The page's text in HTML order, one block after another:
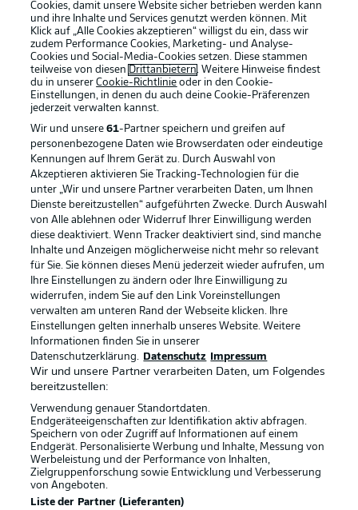
Rechtliche Hinweise Voreinstellungen verwalten
Datenschutz Nutzungsbedingungen
Broadcaster Kontakt
Jobs Impressum
Partner Spieler
Liveticker
© 2026 Bundesliga-Gruppe GmbH
Cookies, damit unsere Website sicher betrieben werden kann
und ihre Inhalte und Services genutzt werden können. Mit
Klick auf „Alle Cookies akzeptieren“ willigst du ein, dass wir
zudem Performance Cookies, Marketing- und Analyse-
Cookies und Social-Media-Cookies setzen. Diese stammen
teilweise von diesen Drittanbietern. Weitere Hinweise findest
du in unsererCookie-Richtlinie oder in den Cookie-
Einstellungen, in denen du auch deine Cookie-Präferenzen
jederzeit verwalten kannst.
Wir und unsere61-Partner speichern und greifen auf
personenbezogene Daten wie Browserdaten oder eindeutige
Kennungen auf Ihrem Gerät zu. Durch Auswahl von
Akzeptieren aktivieren Sie Tracking-Technologien für die
unter „Wir und unsere Partner verarbeiten Daten, um Ihnen
Dienste bereitzustellen“ aufgeführten Zwecke. Durch Auswahl
von Alle ablehnen oder Widerruf Ihrer Einwilligung werden
diese deaktiviert. Wenn Tracker deaktiviert sind, sind manche
Inhalte und Anzeigen möglicherweise nicht mehr so relevant
für Sie. Sie können dieses Menü jederzeit wieder aufrufen, um
Ihre Einstellungen zu ändern oder Ihre Einwilligung zu
widerrufen, indem Sie auf den Link Voreinstellungen
verwalten am unteren Rand der Webseite klicken. Ihre
Einstellungen gelten innerhalb unseres Website. Weitere
Informationen finden Sie in unserer
Datenschutzerklärung.
Datenschutz Impressum
Wir und unsere Partner verarbeiten Daten, um Folgendes
bereitzustellen:
Verwendung genauer Standortdaten.
Endgeräteeigenschaften zur Identifikation aktiv abfragen.
Speichern von oder Zugriff auf Informationen auf einem
Endgerät. Personalisierte Werbung und Inhalte, Messung von
Werbeleistung und der Performance von Inhalten,
Zielgruppenforschung sowie Entwicklung und Verbesserung
von Angeboten.
Liste der Partner (Lieferanten)